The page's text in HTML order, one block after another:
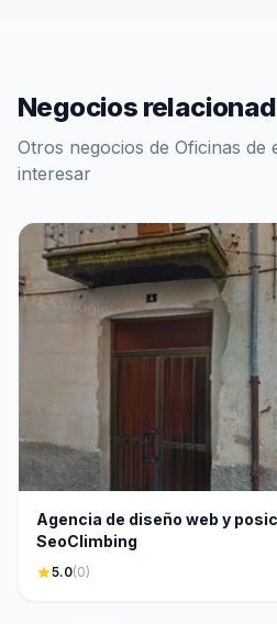
Negocios
Otros negocios de Oficinas de
interesar
Agencia de diseño web y
SeoClimbing
star5.0(0)